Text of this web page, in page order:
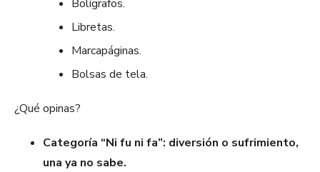
Bolígrafos.
Libretas.
Marcapáginas.
Bolsas de tela.
¿Qué opinas?
Categoría “Ni fu ni fa”: diversión o sufrimiento,
una ya no sabe.